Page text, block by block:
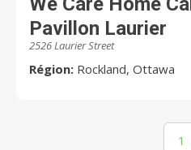
Pavillon Laurier
2526 Laurier Street
Région: Rockland, Ottawa
1